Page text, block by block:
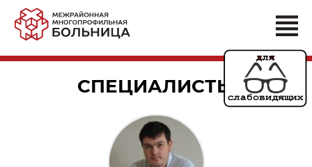
СПЕЦИАЛИСТЫ